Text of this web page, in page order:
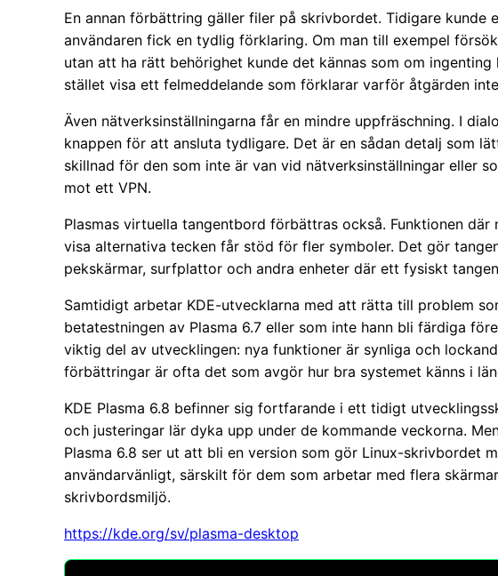
En annan förbättring gäller filer på skrivbordet. Tidigare kunde
användaren fick en tydlig förklaring. Om man till exempel
utan att ha rätt behörighet kunde det kännas som om ingenting
stället visa ett felmeddelande som förklarar varför åtgärden
Även nätverksinställningarna får en mindre uppfräschning. I
knappen för att ansluta tydligare. Det är en sådan detalj som
skillnad för den som inte är van vid nätverksinställningar eller
mot ett VPN.
Plasmas virtuella tangentbord förbättras också. Funktionen
visa alternativa tecken får stöd för fler symboler. Det gör
pekskärmar, surfplattor och andra enheter där ett fysiskt
Samtidigt arbetar KDE-utvecklarna med att rätta till problem
betatestningen av Plasma 6.7 eller som inte hann bli färdiga
viktig del av utvecklingen: nya funktioner är synliga och
förbättringar är ofta det som avgör hur bra systemet känns i
KDE Plasma 6.8 befinner sig fortfarande i ett tidigt
och justeringar lär dyka upp under de kommande veckorna.
Plasma 6.8 ser ut att bli en version som gör Linux-skrivbordet
användarvänligt, särskilt för dem som arbetar med flera
skrivbordsmiljö.
https://kde.org/sv/plasma-desktop